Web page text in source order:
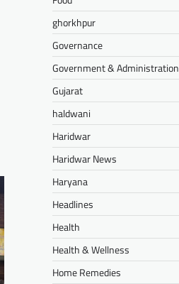
ghorkhpur
Governance
Government & Administration
Gujarat
haldwani
Haridwar
Haridwar News
Haryana
Headlines
Health
Health & Wellness
Home Remedies